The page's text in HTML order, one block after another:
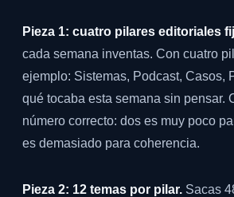
Pieza 1: cuatro pilares editoriales
cada semana inventas. Con cuatro
ejemplo: Sistemas, Podcast, Casos,
qué tocaba esta semana sin pensar.
número correcto: dos es muy poco
es demasiado para coherencia.
Pieza 2: 12 temas por pilar. Sacas